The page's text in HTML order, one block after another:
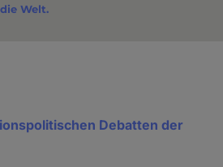
Welt.
Debatten der